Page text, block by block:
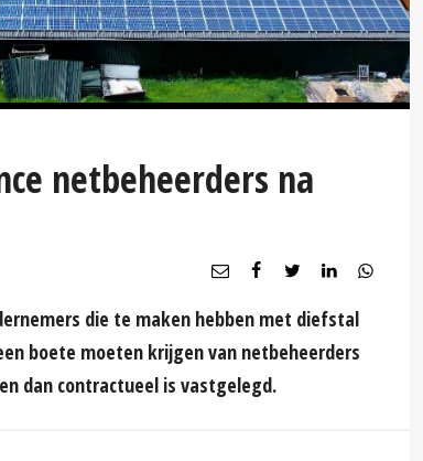
netbeheerders na
die te maken hebben met diefstal
boete moeten krijgen van netbeheerders
dan contractueel is vastgelegd.